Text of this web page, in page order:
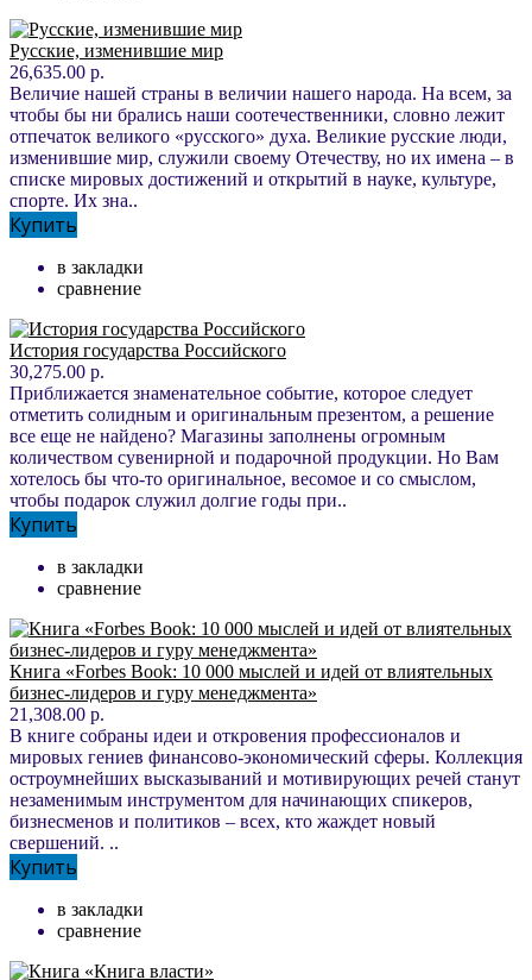
Русские, изменившие мир
26,635.00 р.
Величие нашей страны в величии нашего народа. На всем, за
чтобы бы ни брались наши соотечественники, словно лежит
отпечаток великого «русского» духа. Великие русские люди,
изменившие мир, служили своему Отечеству, но их имена – в
списке мировых достижений и открытий в науке, культуре,
спорте. Их зна..
Купить
в закладки
сравнение
История государства Российского
30,275.00 р.
Приближается знаменательное событие, которое следует
отметить солидным и оригинальным презентом, а решение
все еще не найдено? Магазины заполнены огромным
количеством сувенирной и подарочной продукции. Но Вам
хотелось бы что-то оригинальное, весомое и со смыслом,
чтобы подарок служил долгие годы при..
Купить
в закладки
сравнение
Книга «Forbes Book: 10 000 мыслей и идей от влиятельных
бизнес-лидеров и гуру менеджмента»
21,308.00 р.
В книге собраны идеи и откровения профессионалов и
мировых гениев финансово-экономический сферы. Коллекция
остроумнейших высказываний и мотивирующих речей станут
незаменимым инструментом для начинающих спикеров,
бизнесменов и политиков – всех, кто жаждет новый
свершений. ..
Купить
в закладки
сравнение